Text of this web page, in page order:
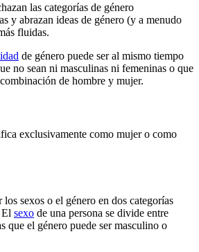
las categorías de género
y abrazan ideas de género (y a menudo
fluidas.
de género puede ser al mismo tiempo
no sean ni masculinas ni femeninas o que
de hombre y mujer.
exclusivamente como mujer o como
sexos o el género en dos categorías
El sexo de una persona se divide entre
que el género puede ser masculino o